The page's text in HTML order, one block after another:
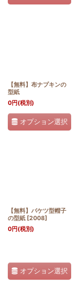
【無料】布ナプキンの
型紙
0円(税別)
オプション選択
【無料】バケツ型帽子
の型紙 [2008]
0円(税別)
オプション選択